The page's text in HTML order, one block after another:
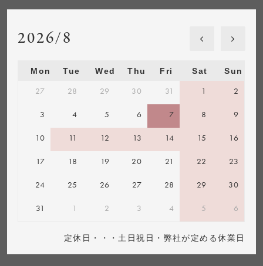
2026/8
Mon Tue Wed Thu Fri Sat Sun
27 28 29 30 31 1 2
3 4 5 6 7 8 9
10 11 12 13 14 15 16
17 18 19 20 21 22 23
24 25 26 27 28 29 30
31 1 2 3 4 5 6
定休日・・・土日祝日・弊社が定める休業日